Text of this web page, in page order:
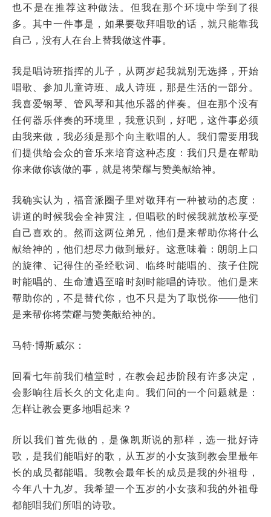
也不是在推荐这种做法。但我在那个环境中学到了很
多。其中一件事是，如果要敬拜唱歌的话，就只能靠我
自己，没有人在台上替我做这件事。
我是唱诗班指挥的儿子，从两岁起我就别无选择，开始
唱歌、参加儿童诗班、成人诗班，那是生活的一部分。
我喜爱钢琴、管风琴和其他乐器的伴奏。但在那个没有
任何器乐伴奏的环境里，我意识到，好吧，这件事必须
由我来做，我必须是那个向主歌唱的人。我们需要用我
们提供给会众的音乐来培育这种态度：我们只是在帮助
你来做你该做的事，就是将荣耀与赞美献给神。
我确实认为，福音派圈子里对敬拜有一种被动的态度：
讲道的时候我会全神贯注，但唱歌的时候我就放松享受
自己喜欢的。然而这两位弟兄，他们是来帮助你将什么
献给神的，他们想尽力做到最好。这意味着：朗朗上口
的旋律、记得住的圣经歌词、临终时能唱的、孩子住院
时能唱的、生命遭遇至暗时刻时能唱的诗歌。他们是来
帮助你的，不是替代你，也不只是为了取悦你——他们
是来帮你将荣耀与赞美献给神的。
马特·博斯威尔：
回看七年前我们植堂时，在教会起步阶段有许多决定，
会影响往后长久的文化走向。我们问的一个问题就是：
怎样让教会更多地唱起来？
所以我们首先做的，是像凯斯说的那样，选一批好诗
歌，是我们能唱好的歌，从五岁的小女孩到教会里最年
长的成员都能唱。我教会最年长的成员是我的外祖母，
今年八十九岁。我希望一个五岁的小女孩和我的外祖母
都能唱我们所唱的诗歌。